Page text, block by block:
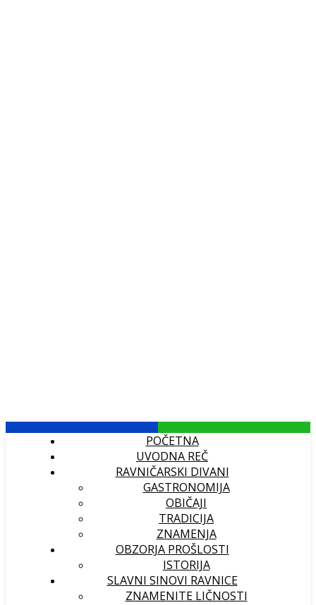
POČETNA
UVODNA REČ
RAVNIČARSKI DIVANI
GASTRONOMIJA
OBIČAJI
TRADICIJA
ZNAMENJA
OBZORJA PROŠLOSTI
ISTORIJA
SLAVNI SINOVI RAVNICE
ZNAMENITE LIČNOSTI